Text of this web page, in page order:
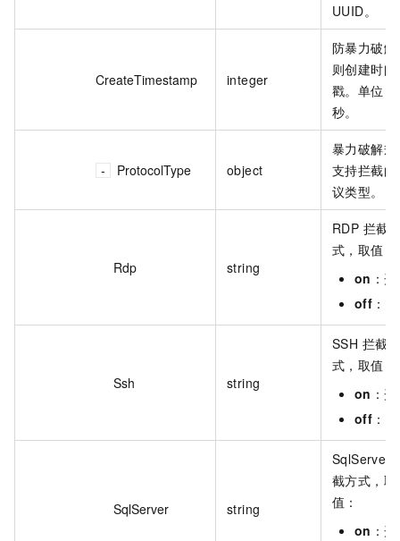
UUID。
CreateTimestamp integer
防暴力破解
则创建时间
戳。单位：
秒。
ProtocolType object
暴力破解规
支持拦截的
议类型。
Rdp string
RDP 拦截
式，取值：
on ：
off ：
Ssh string
SSH 拦截方
式，取值：
on ：
off ：
SqlServer string
SqlServer
截方式，取
值：
on ：